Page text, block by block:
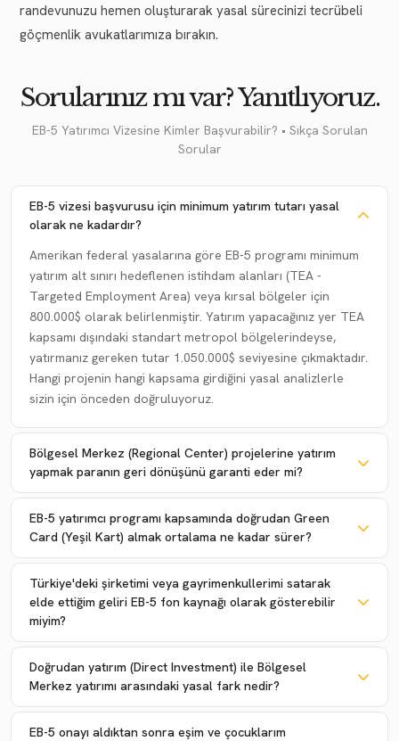
randevunuzu hemen oluşturarak yasal sürecinizi tecrübeli
göçmenlik avukatlarımıza bırakın.
Sorularınız mı var? Yanıtlıyoruz.
EB-5 Yatırımcı Vizesine Kimler Başvurabilir? • Sıkça Sorulan
Sorular
EB-5 vizesi başvurusu için minimum yatırım tutarı yasal
olarak ne kadardır?
Amerikan federal yasalarına göre EB-5 programı minimum
yatırım alt sınırı hedeflenen istihdam alanları (TEA -
Targeted Employment Area) veya kırsal bölgeler için
800.000$ olarak belirlenmiştir. Yatırım yapacağınız yer TEA
kapsamı dışındaki standart metropol bölgelerindeyse,
yatırmanız gereken tutar 1.050.000$ seviyesine çıkmaktadır.
Hangi projenin hangi kapsama girdiğini yasal analizlerle
sizin için önceden doğruluyoruz.
Bölgesel Merkez (Regional Center) projelerine yatırım
yapmak paranın geri dönüşünü garanti eder mi?
EB-5 yatırımcı programı kapsamında doğrudan Green
Card (Yeşil Kart) almak ortalama ne kadar sürer?
Türkiye'deki şirketimi veya gayrimenkullerimi satarak
elde ettiğim geliri EB-5 fon kaynağı olarak gösterebilir
miyim?
Doğrudan yatırım (Direct Investment) ile Bölgesel
Merkez yatırımı arasındaki yasal fark nedir?
EB-5 onayı aldıktan sonra eşim ve çocuklarım